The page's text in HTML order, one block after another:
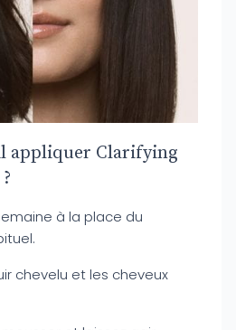
appliquer Clarifying
à la place du
chevelu et les cheveux